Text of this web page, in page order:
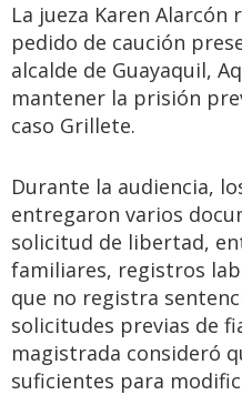
La jueza Karen Alarcón
pedido de caución
alcalde de Guayaquil,
mantener la prisión
caso Grillete.
Durante la audiencia,
entregaron varios
solicitud de libertad,
familiares, registros
que no registra
solicitudes previas de
magistrada consideró
suficientes para